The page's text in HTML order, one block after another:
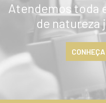
Atendemos toda
de natureza